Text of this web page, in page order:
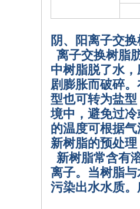
阴、阳离子交
离子交换树脂
中树脂脱了水
剧膨胀而破碎
型也可转为盐
境中，避免过
的温度可根据
新树脂的预处理
新树脂常含有
离子。当树脂
污染出水水质